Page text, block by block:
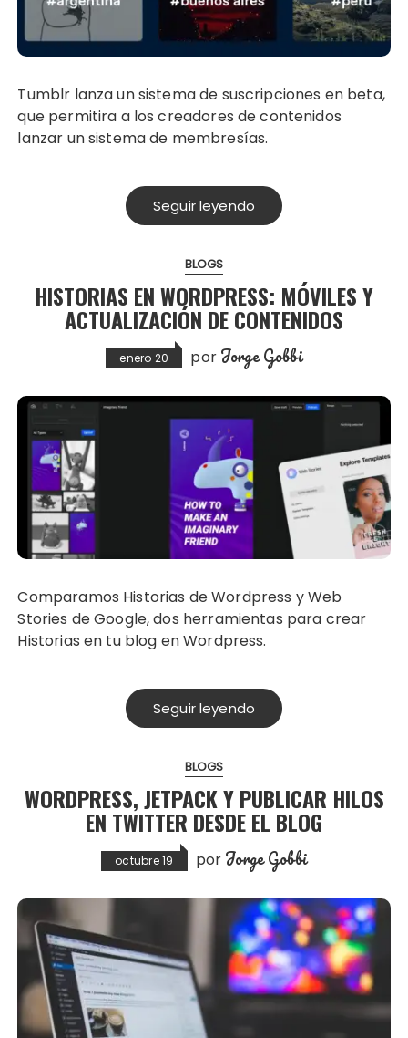
Tumblr lanza un sistema de suscripciones en beta,
que permitira a los creadores de contenidos
lanzar un sistema de membresías.
Seguir leyendo
BLOGS
HISTORIAS EN WORDPRESS: MÓVILES Y
ACTUALIZACIÓN DE CONTENIDOS
enero 20 por Jorge Gobbi
Comparamos Historias de Wordpress y Web
Stories de Google, dos herramientas para crear
Historias en tu blog en Wordpress.
Seguir leyendo
BLOGS
WORDPRESS, JETPACK Y PUBLICAR HILOS
EN TWITTER DESDE EL BLOG
octubre 19 por Jorge Gobbi